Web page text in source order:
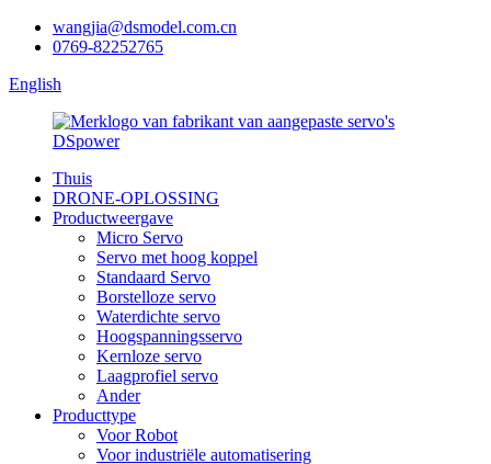
wangjia@dsmodel.com.cn
0769-82252765
English
Thuis
DRONE-OPLOSSING
Productweergave
Micro Servo
Servo met hoog koppel
Standaard Servo
Borstelloze servo
Waterdichte servo
Hoogspanningsservo
Kernloze servo
Laagprofiel servo
Ander
Producttype
Voor Robot
Voor industriële automatisering